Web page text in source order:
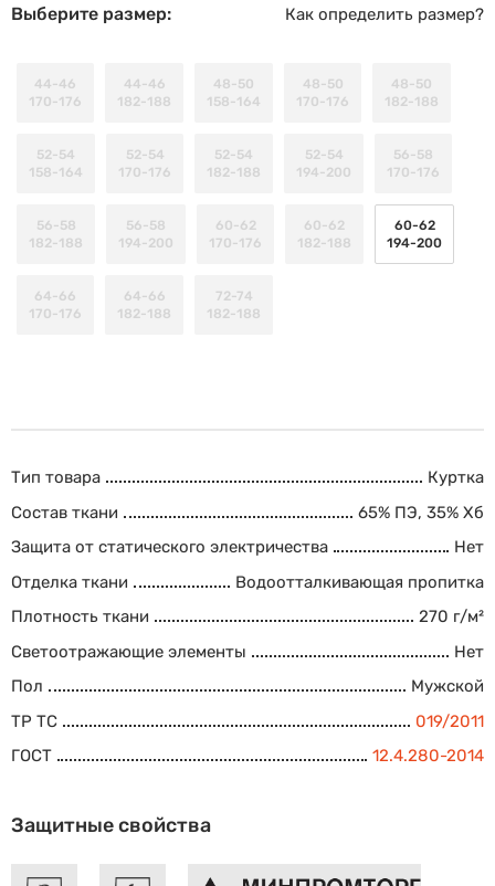
Выберите размер: Как определить размер?
44-46
170-176
44-46
182-188
48-50
158-164
48-50
170-176
48-50
182-188
52-54
158-164
52-54
170-176
52-54
182-188
52-54
194-200
56-58
170-176
56-58
182-188
56-58
194-200
60-62
170-176
60-62
182-188
60-62
194-200
64-66
170-176
64-66
182-188
72-74
182-188
Тип товара
Куртка
Состав ткани
65% ПЭ, 35% Хб
Защита от статического электричества
Нет
Отделка ткани
Водоотталкивающая пропитка
Плотность ткани
270 г/м²
Светоотражающие элементы
Нет
Пол
Мужской
ТР ТС
019/2011
ГОСТ
12.4.280-2014
Защитные свойства